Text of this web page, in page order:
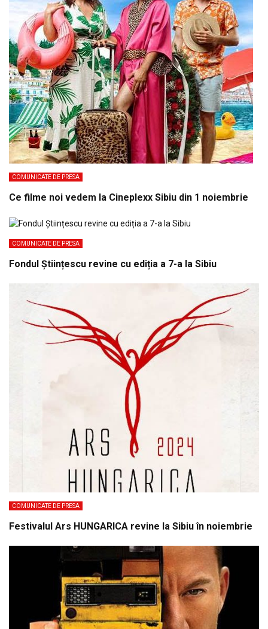
COMUNICATE DE PRESA
Ce filme noi vedem la Cineplexx Sibiu din 1 noiembrie
COMUNICATE DE PRESA
Fondul Științescu revine cu ediția a 7-a la Sibiu
COMUNICATE DE PRESA
Festivalul Ars HUNGARICA revine la Sibiu în noiembrie